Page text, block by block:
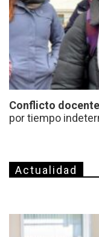
Conflicto
por tiempo
Actualidad